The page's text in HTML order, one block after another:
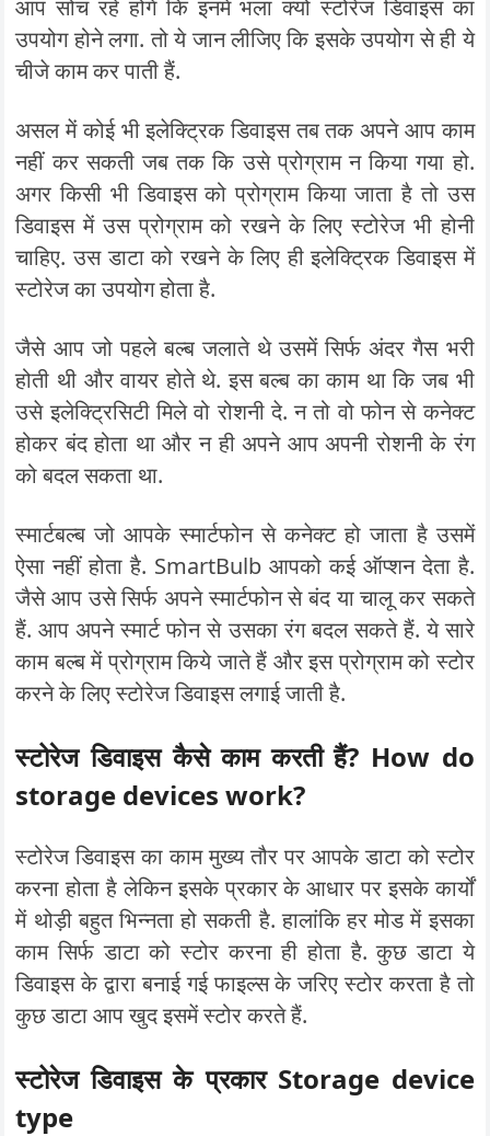
आप सोच रहे होंगे कि इनमें भला क्यों स्टोरेज डिवाइस का
उपयोग होने लगा. तो ये जान लीजिए कि इसके उपयोग से ही ये
चीजे काम कर पाती हैं.
असल में कोई भी इलेक्ट्रिक डिवाइस तब तक अपने आप काम
नहीं कर सकती जब तक कि उसे प्रोग्राम न किया गया हो.
अगर किसी भी डिवाइस को प्रोग्राम किया जाता है तो उस
डिवाइस में उस प्रोग्राम को रखने के लिए स्टोरेज भी होनी
चाहिए. उस डाटा को रखने के लिए ही इलेक्ट्रिक डिवाइस में
स्टोरेज का उपयोग होता है.
जैसे आप जो पहले बल्ब जलाते थे उसमें सिर्फ अंदर गैस भरी
होती थी और वायर होते थे. इस बल्ब का काम था कि जब भी
उसे इलेक्ट्रिसिटी मिले वो रोशनी दे. न तो वो फोन से कनेक्ट
होकर बंद होता था और न ही अपने आप अपनी रोशनी के रंग
को बदल सकता था.
स्मार्टबल्ब जो आपके स्मार्टफोन से कनेक्ट हो जाता है उसमें
ऐसा नहीं होता है. SmartBulb आपको कई ऑप्शन देता है.
जैसे आप उसे सिर्फ अपने स्मार्टफोन से बंद या चालू कर सकते
हैं. आप अपने स्मार्ट फोन से उसका रंग बदल सकते हैं. ये सारे
काम बल्ब में प्रोग्राम किये जाते हैं और इस प्रोग्राम को स्टोर
करने के लिए स्टोरेज डिवाइस लगाई जाती है.
स्टोरेज डिवाइस कैसे काम करती हैं? How do
storage devices work?
स्टोरेज डिवाइस का काम मुख्य तौर पर आपके डाटा को स्टोर
करना होता है लेकिन इसके प्रकार के आधार पर इसके कार्यों
में थोड़ी बहुत भिन्नता हो सकती है. हालांकि हर मोड में इसका
काम सिर्फ डाटा को स्टोर करना ही होता है. कुछ डाटा ये
डिवाइस के द्वारा बनाई गई फाइल्स के जरिए स्टोर करता है तो
कुछ डाटा आप खुद इसमें स्टोर करते हैं.
स्टोरेज डिवाइस के प्रकार Storage device
type